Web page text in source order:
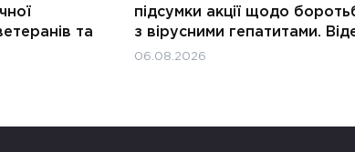
та
підсумки акції щодо
з вірусними гепатитами.
06.08.2026